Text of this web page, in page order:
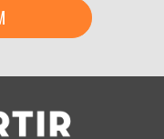
el seu consentiment per
personals, rectificar els
quan aquests ja no
informació d'acord amb
de pàgina de qualsevol
o posant-se en contacte